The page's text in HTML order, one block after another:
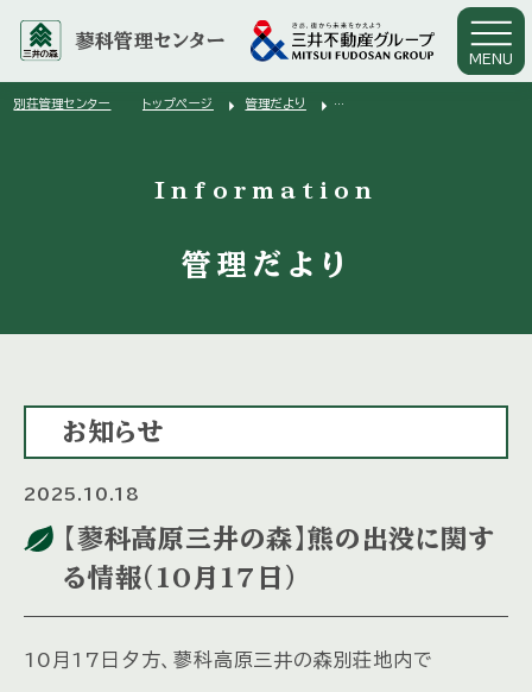
蓼科管理センター
MENU
別荘管理センター トップページ arrow_right 管理だより arrow_right
Information
管理だより
お知らせ
2025.10.18
【蓼科高原三井の森】熊の出没に関す
る情報（10月17日）
10月17日夕方、蓼科高原三井の森別荘地内で